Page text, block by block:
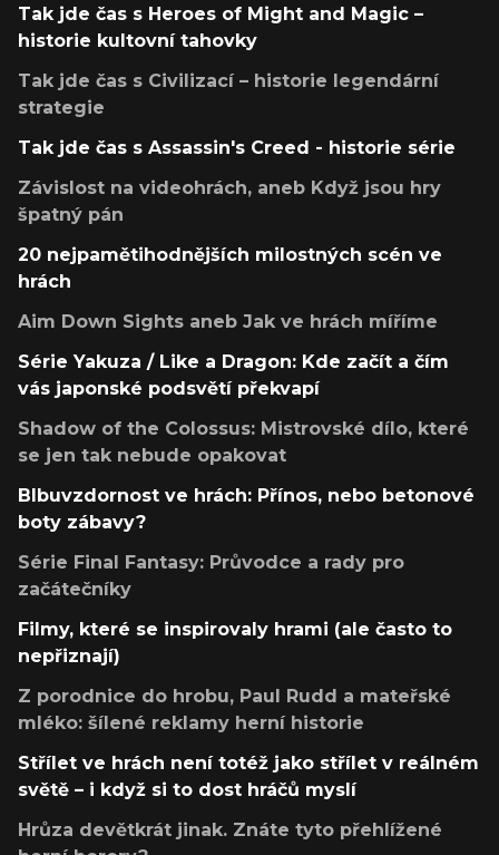
Tak jde čas s Heroes of Might and Magic –
historie kultovní tahovky
Tak jde čas s Civilizací – historie legendární
strategie
Tak jde čas s Assassin's Creed - historie série
Závislost na videohrách, aneb Když jsou hry
špatný pán
20 nejpamětihodnějších milostných scén ve
hrách
Aim Down Sights aneb Jak ve hrách míříme
Série Yakuza / Like a Dragon: Kde začít a čím
vás japonské podsvětí překvapí
Shadow of the Colossus: Mistrovské dílo, které
se jen tak nebude opakovat
Blbuvzdornost ve hrách: Přínos, nebo betonové
boty zábavy?
Série Final Fantasy: Průvodce a rady pro
začátečníky
Filmy, které se inspirovaly hrami (ale často to
nepřiznají)
Z porodnice do hrobu, Paul Rudd a mateřské
mléko: šílené reklamy herní historie
Střílet ve hrách není totéž jako střílet v reálném
světě – i když si to dost hráčů myslí
Hrůza devětkrát jinak. Znáte tyto přehlížené